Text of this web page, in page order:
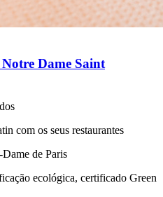
Dame Saint
com os seus restaurantes
de Paris
ecológica, certificado Green